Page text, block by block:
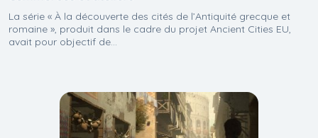
La série « À la découverte des cités de l’Antiquité grecque et
romaine », produit dans le cadre du projet Ancient Cities EU,
avait pour objectif de...